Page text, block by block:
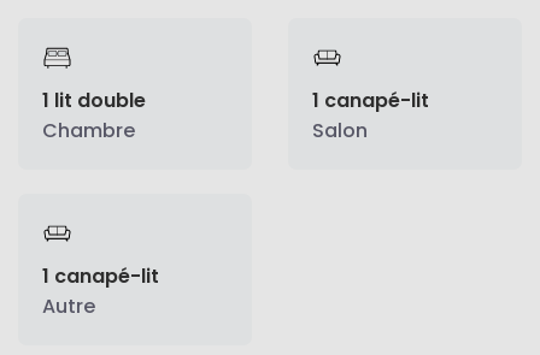
1 lit double
Chambre
1 canapé-lit
Salon
1 canapé-lit
Autre